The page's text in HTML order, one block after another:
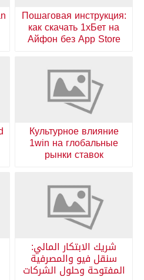
Пошаговая инструкция:
как скачать 1хБет на
Айфон без App Store
Культурное влияние
1win на глобальные
рынки ставок
شريك الابتكار المالي:
سنقل فيو والمصرفية
المفتوحة وحلول الشركات